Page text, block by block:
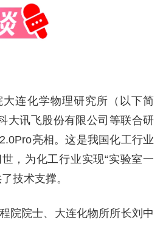
连化学物理研究所（以下简
大讯飞股份有限公司等联合研
亮相。这是我国化工行业
，为化工行业实现“实验室一
技术支撑。
院院士、大连化物所所长刘中